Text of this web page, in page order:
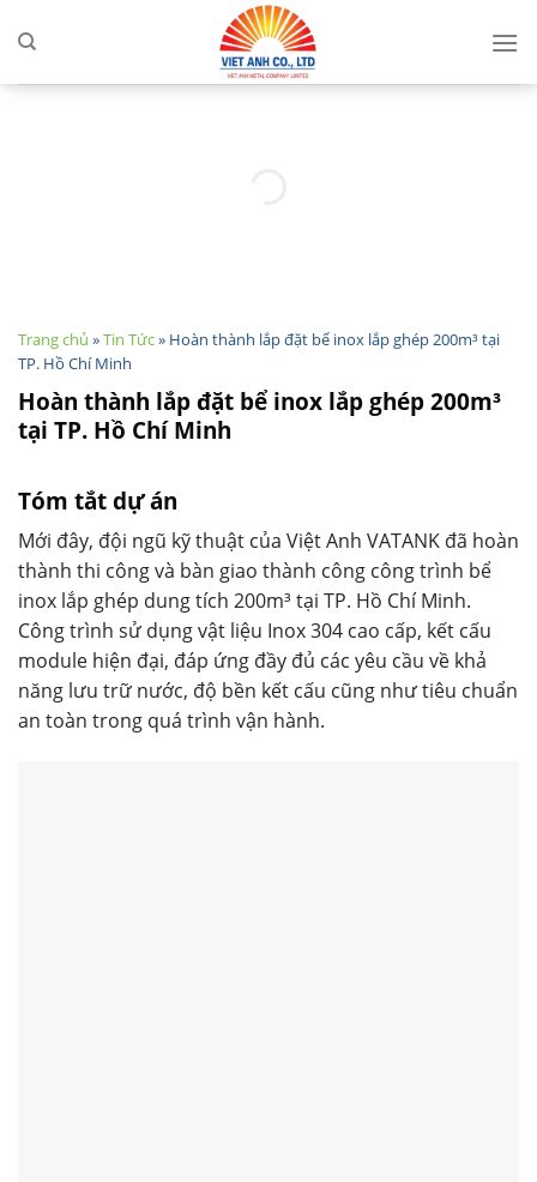
Trang chủ »Tin Tức» Hoàn thành lắp đặt bể inox lắp ghép 200m³ tại
TP. Hồ Chí Minh
Hoàn thành lắp đặt bể inox lắp ghép 200m³
tại TP. Hồ Chí Minh
Tóm tắt dự án
Mới đây, đội ngũ kỹ thuật của Việt Anh VATANK đã hoàn
thành thi công và bàn giao thành công công trình bể
inox lắp ghép dung tích 200m³ tại TP. Hồ Chí Minh.
Công trình sử dụng vật liệu Inox 304 cao cấp, kết cấu
module hiện đại, đáp ứng đầy đủ các yêu cầu về khả
năng lưu trữ nước, độ bền kết cấu cũng như tiêu chuẩn
an toàn trong quá trình vận hành.